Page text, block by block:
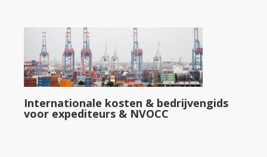
Internationale kosten & bedrijvengids
voor expediteurs & NVOCC